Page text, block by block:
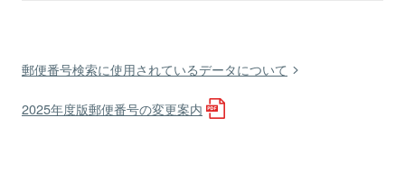
郵便番号検索に使用されているデータについて
2025年度版郵便番号の変更案内